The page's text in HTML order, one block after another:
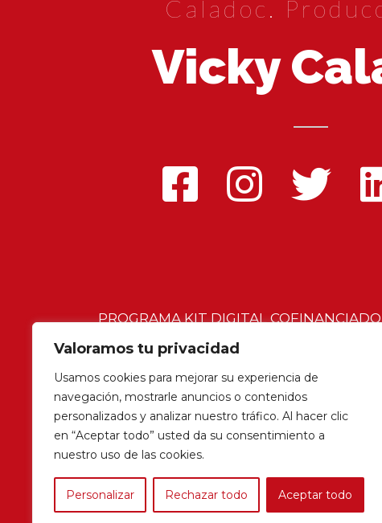
Valoramos tu privacidad
Usamos cookies para mejorar su experiencia de
navegación, mostrarle anuncios o contenidos
personalizados y analizar nuestro tráfico. Al hacer clic
en “Aceptar todo” usted da su consentimiento a
nuestro uso de las cookies.
Personalizar Rechazar todo Aceptar todo
Caladoc.
Vicky
PROGRAMA KIT DIGITAL
© 2023 Vicky Calavia |